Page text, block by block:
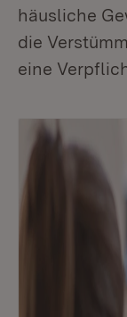
häusliche
die
eine